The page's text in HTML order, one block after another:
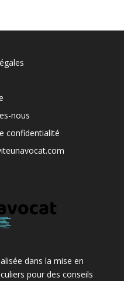
nous
confidentialité
dans la mise en
pour des conseils